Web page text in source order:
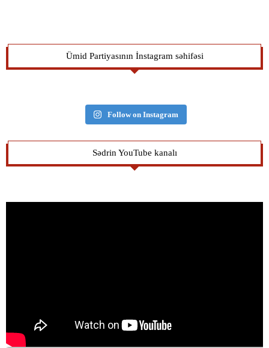
Ümid Partiyasının İnstagram səhifəsi
Follow on Instagram
Sədrin YouTube kanalı